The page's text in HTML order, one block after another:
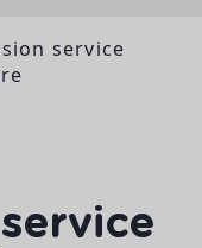
service